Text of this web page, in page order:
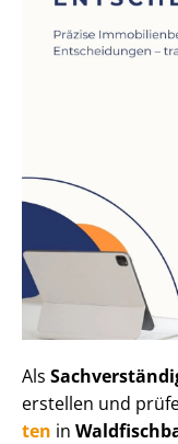
Als
erstellen und
ten in